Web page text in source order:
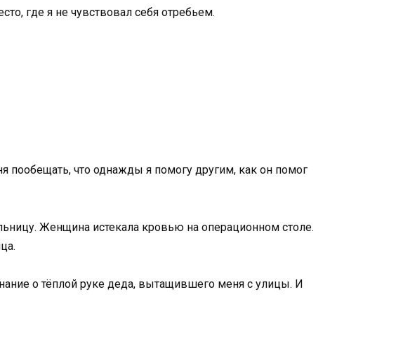
где я не чувствовал себя отребьем.
пообещать, что однажды я помогу другим, как он помог
Женщина истекала кровью на операционном столе.
о тёплой руке деда, вытащившего меня с улицы. И